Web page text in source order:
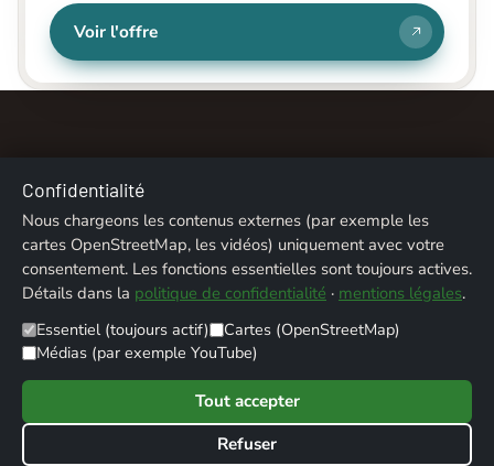
Voir l'offre
À propos Contact
Mentions légales
Confidentialité
Crédits photos
© 2026 ALPENTREFF · POWERED BYMIKO24 - IT SERVICE
Confidentialité
Nous chargeons les contenus externes (par exemple les
cartes OpenStreetMap, les vidéos) uniquement avec votre
consentement. Les fonctions essentielles sont toujours actives.
Détails dans la politique de confidentialité · mentions légales.
Essentiel (toujours actif)
Cartes (OpenStreetMap)
Médias (par exemple YouTube)
Tout accepter
Refuser
Werbung / Affiliate-Links: Als Amazon-Partner verdiene ich an qualifizierten